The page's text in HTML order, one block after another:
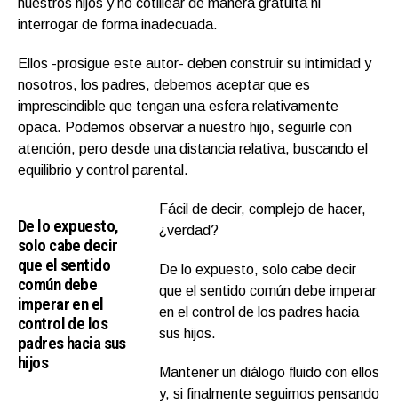
nuestros hijos y no cotillear de manera gratuita ni
interrogar de forma inadecuada.
Ellos -prosigue este autor- deben construir su intimidad y
nosotros, los padres, debemos aceptar que es
imprescindible que tengan una esfera relativamente
opaca. Podemos observar a nuestro hijo, seguirle con
atención, pero desde una distancia relativa, buscando el
equilibrio y control parental.
De lo expuesto,
solo cabe decir
que el sentido
común debe
imperar en el
control de los
padres hacia sus
hijos
Fácil de decir, complejo de hacer,
¿verdad?
De lo expuesto, solo cabe decir
que el sentido común debe imperar
en el control de los padres hacia
sus hijos.
Mantener un diálogo fluido con ellos
y, si finalmente seguimos pensando